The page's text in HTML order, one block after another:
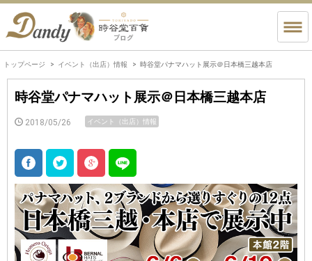
トップページ イベント（出店）情報 時谷堂パナマハット展示＠日本橋三越本店
時谷堂パナマハット展示＠日本橋三越本店
2018/05/26 イベント（出店）情報